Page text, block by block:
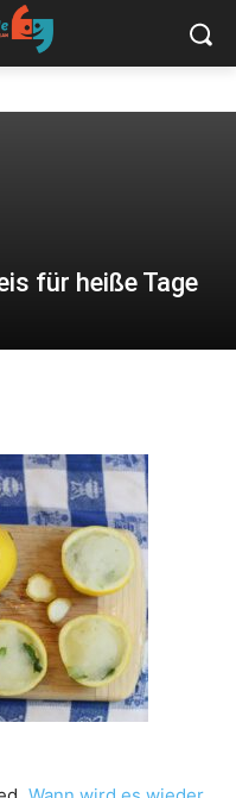
für heiße Tage